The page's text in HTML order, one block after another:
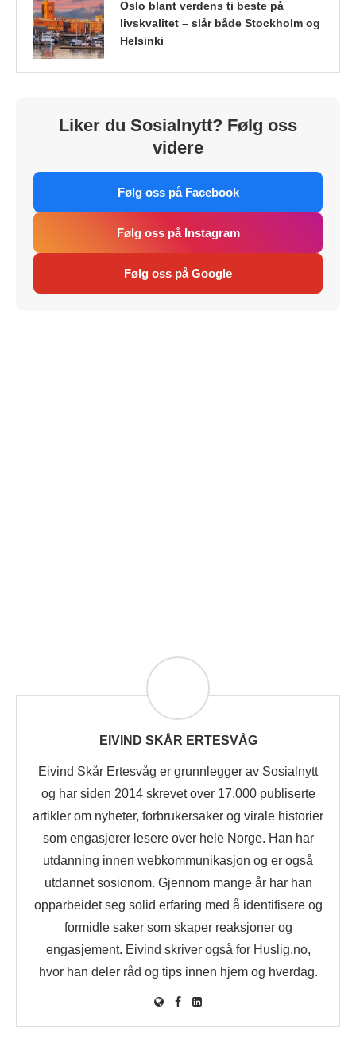
Oslo blant verdens ti beste på
livskvalitet – slår både Stockholm og
Helsinki
Liker du Sosialnytt? Følg oss
videre
Følg oss på Facebook
Følg oss på Instagram
Følg oss på Google
EIVIND SKÅR ERTESVÅG
Eivind Skår Ertesvåg er grunnlegger av Sosialnytt
og har siden 2014 skrevet over 17.000 publiserte
artikler om nyheter, forbrukersaker og virale historier
som engasjerer lesere over hele Norge. Han har
utdanning innen webkommunikasjon og er også
utdannet sosionom. Gjennom mange år har han
opparbeidet seg solid erfaring med å identifisere og
formidle saker som skaper reaksjoner og
engasjement. Eivind skriver også for Huslig.no,
hvor han deler råd og tips innen hjem og hverdag.